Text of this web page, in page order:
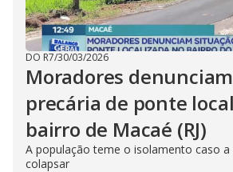
DO R7/30/03/2026
Moradores
precária de ponte
bairro de Macaé (RJ)
A população teme o isolamento caso a
colapsar